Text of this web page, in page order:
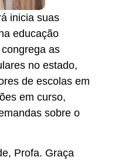
inicia suas
educação
as
no estado,
de escolas em
em curso,
sobre o
Profa. Graça